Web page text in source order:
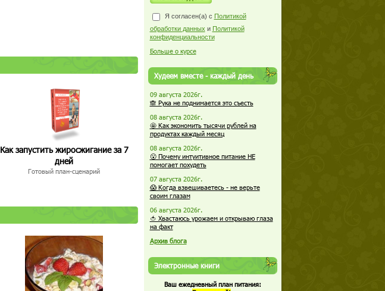
Как запустить жиросжигание за 7
дней
Готовый план-сценарий
Я согласен(а) с Политикой
обработки данных и Политикой
конфиденциальности
Больше о курсе
Худеем вместе - каждый день
09 августа 2026г.
🙈 Рука не поднимается это съесть
08 августа 2026г.
🤩 Как экономить тысячи рублей на
продуктах каждый месяц
08 августа 2026г.
😮 Почему интуитивное питание НЕ
помогает похудеть
07 августа 2026г.
😱 Когда взвешиваетесь - не верьте
своим глазам
06 августа 2026г.
🍅 Хвастаюсь урожаем и открываю глаза
на факт
Архив блога
Электронные книги
Ваш ежедневный план питания: